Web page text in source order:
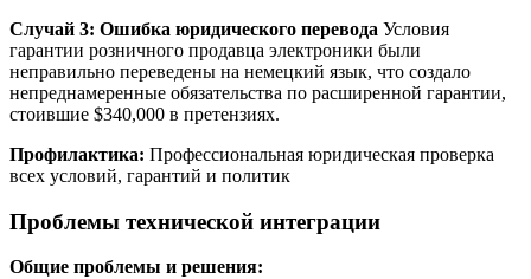
Случай 3: Ошибка юридического перевода Условия
гарантии розничного продавца электроники были
неправильно переведены на немецкий язык, что создало
непреднамеренные обязательства по расширенной гарантии,
стоившие $340,000 в претензиях.
Профилактика: Профессиональная юридическая проверка
всех условий, гарантий и политик
Проблемы технической интеграции
Общие проблемы и решения: